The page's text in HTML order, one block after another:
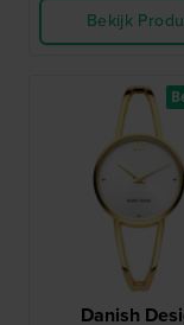
Bekijk
Danish